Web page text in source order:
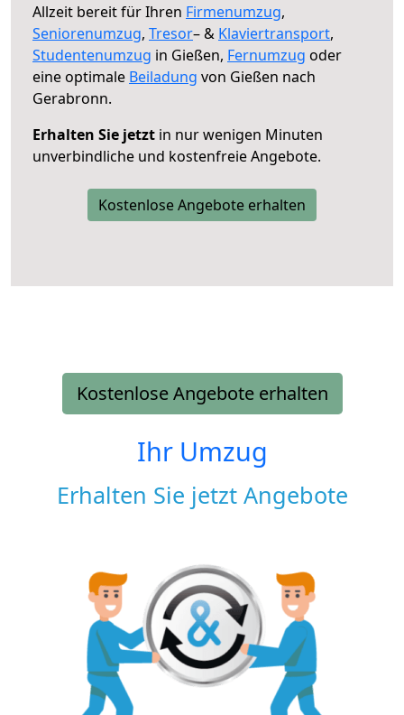
Allzeit bereit für Ihren Firmenumzug,
Seniorenumzug, Tresor– & Klaviertransport,
Studentenumzug in Gießen, Fernumzug oder
eine optimale Beiladung von Gießen nach
Gerabronn.
Erhalten Sie jetzt in nur wenigen Minuten
unverbindliche und kostenfreie Angebote.
Kostenlose Angebote erhalten
Kostenlose Angebote erhalten
Ihr Umzug
Erhalten Sie jetzt Angebote